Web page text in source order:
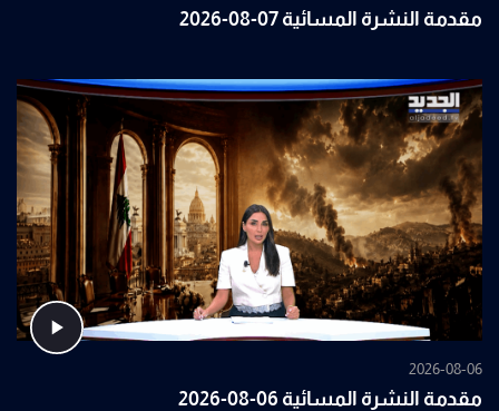
مقدمة النشرة المسائية 07-08-2026
2026-08-06
مقدمة النشرة المسائية 06-08-2026